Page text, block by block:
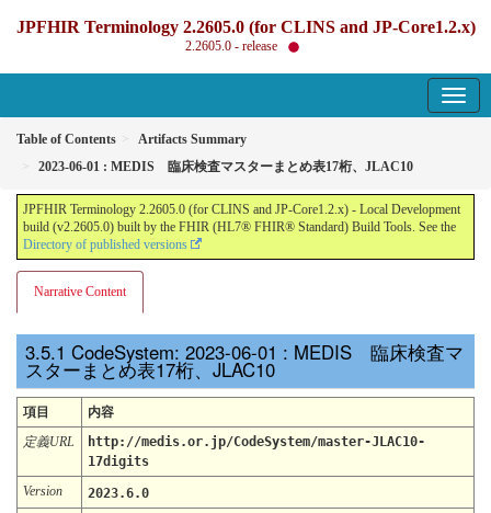
JPFHIR Terminology 2.2605.0 (for CLINS and JP-Core1.2.x)
2.2605.0 - release
Table of Contents
Artifacts Summary
2023-06-01 : MEDIS 臨床検査マスターまとめ表17桁、JLAC10
JPFHIR Terminology 2.2605.0 (for CLINS and JP-Core1.2.x) - Local Development
build (v2.2605.0) built by the FHIR (HL7® FHIR® Standard) Build Tools. See the
Directory of published versions
Narrative Content
CodeSystem: 2023-06-01 : MEDIS 臨床検査マ
スターまとめ表17桁、JLAC10
項目
内容
定義URL
http://medis.or.jp/CodeSystem/master-JLAC10-
17digits
Version
2023.6.0